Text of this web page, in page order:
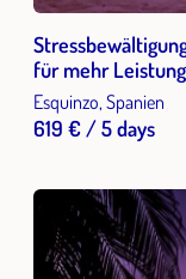
Esquinzo, Spanien
619 € / 5 days